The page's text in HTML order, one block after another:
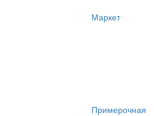
Маркет
Примерочная